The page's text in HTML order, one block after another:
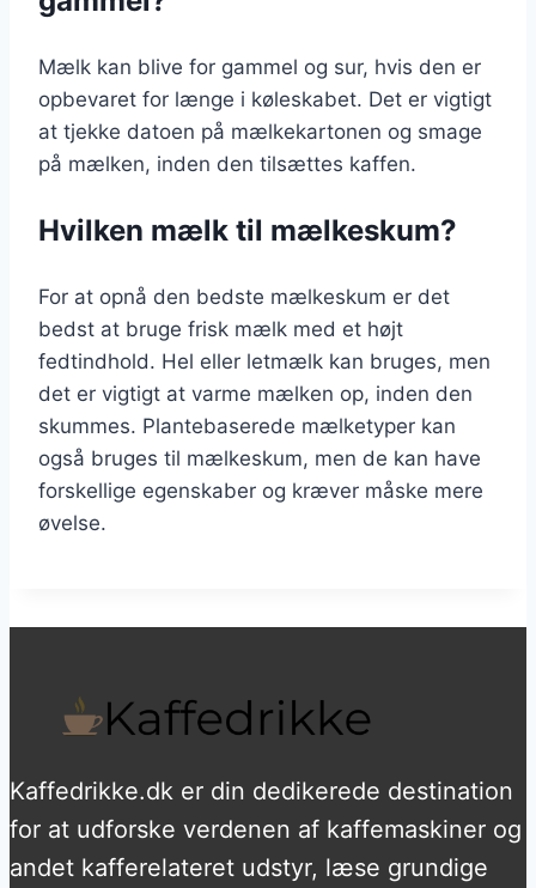
Mælk kan blive for gammel og sur, hvis den er
opbevaret for længe i køleskabet. Det er vigtigt
at tjekke datoen på mælkekartonen og smage
på mælken, inden den tilsættes kaffen.
Hvilken mælk til mælkeskum?
For at opnå den bedste mælkeskum er det
bedst at bruge frisk mælk med et højt
fedtindhold. Hel eller letmælk kan bruges, men
det er vigtigt at varme mælken op, inden den
skummes. Plantebaserede mælketyper kan
også bruges til mælkeskum, men de kan have
forskellige egenskaber og kræver måske mere
øvelse.
Kaffedrikke.dk er din dedikerede destination
for at udforske verdenen af kaffemaskiner og
andet kafferelateret udstyr, læse grundige